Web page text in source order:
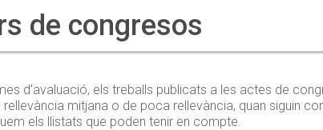
de congresos
d'avaluació, els treballs publicats a les actes de
mitjana o de poca rellevància, quan siguin
els llistats que poden tenir en compte.